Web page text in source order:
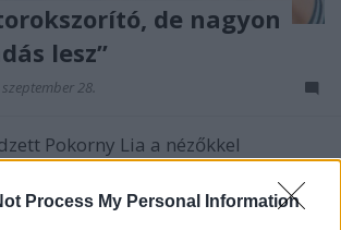
Process My Personal Information
de nagyon
lesz”
28.
Pokorny Lia a nézőkkel
folytató, rögtönzésekkel
készül, Horgas Ádám
A rendező mesélt a készülő